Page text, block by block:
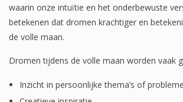
waarin onze intuïtie en het onderbewuste
betekenen dat dromen krachtiger en
de volle maan.
Dromen tijdens de volle maan worden vaak
Inzicht in persoonlijke thema’s of